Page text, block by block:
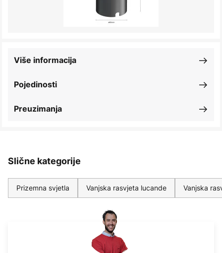
Pojedinosti
Više informacija
Preuzimanja
Slične kategorije
Prizemna svjetla Vanjska rasvjeta lucande Vanjska